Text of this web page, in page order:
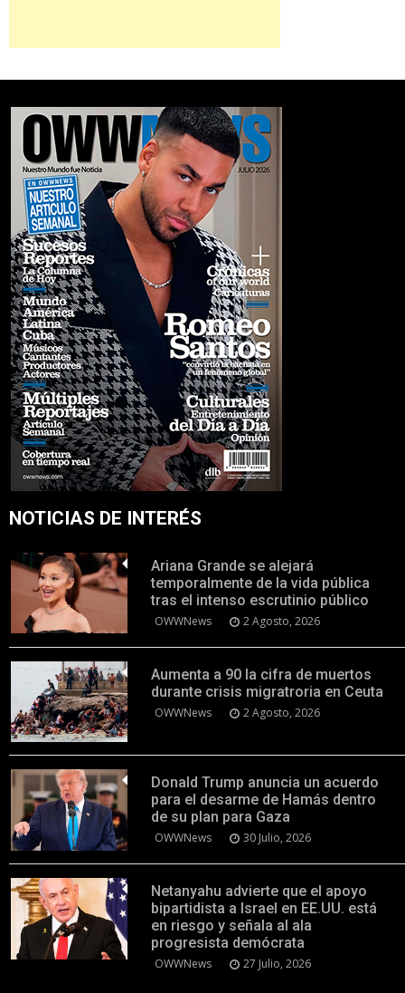
NOTICIAS DE INTERÉS
Ariana Grande se alejará
temporalmente de la vida pública
tras el intenso escrutinio público
OWWNews 2 Agosto, 2026
Aumenta a 90 la cifra de muertos
durante crisis migratroria en Ceuta
OWWNews 2 Agosto, 2026
Donald Trump anuncia un acuerdo
para el desarme de Hamás dentro
de su plan para Gaza
OWWNews 30 Julio, 2026
Netanyahu advierte que el apoyo
bipartidista a Israel en EE.UU. está
en riesgo y señala al ala
progresista demócrata
OWWNews 27 Julio, 2026